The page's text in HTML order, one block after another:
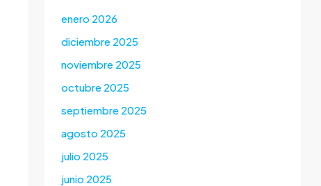
enero 2026
diciembre 2025
noviembre 2025
octubre 2025
septiembre 2025
agosto 2025
julio 2025
junio 2025